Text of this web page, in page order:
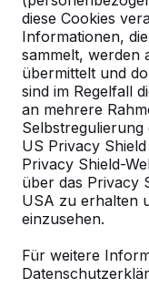
diese Cookies
Informationen,
sammelt, werden
übermittelt und
sind im Regelfall
an mehrere
US Privacy
Privacy Shield-
über das Privacy
USA zu erhalten
einzusehen.
Für weitere
Außerdem
berichten, dass
Schulleitung
waren, der mit
Souveränität
die Picknickset
Stelle gebracht
Wir hatten
machen
begeistert und
Marion Bleich
Unsere
und darüber
ein HeBlad-
Produkt
Alles anzeigen
Kategorie